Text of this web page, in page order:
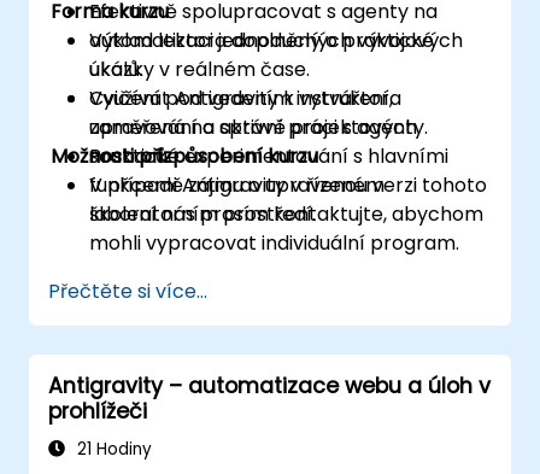
Efektivně spolupracovat s agenty na
automatizaci jednoduchých vývojových
úkolů.
Využívat Antigravity k vytváření,
upravování a správě projektových
souborů.
Forma kurzu
Výklad lektora doplněný o praktické
ukázky v reálném čase.
Cvičení pod vedením instruktora
zaměřená na aktivní práci s agenty.
Praktické experimentování s hlavními
funkcemi Antigravity v řízeném
laboratorním prostředí.
Možnosti přizpůsobení kurzu
V případě zájmu o upravenou verzi tohoto
školení nás prosím kontaktujte, abychom
mohli vypracovat individuální program.
Přečtěte si více...
Antigravity – automatizace webu a úloh v
prohlížeči
21 Hodiny